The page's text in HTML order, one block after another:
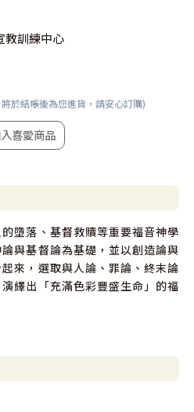
教訓練中心
於結帳後為您進貨，請安心訂購)
喜愛商品
墮落、基督救贖等重要福音神學
與基督論為基礎，並以創造論與
來，選取與人論、罪論、終末論
繹出「充滿色彩豐盛生命」的福